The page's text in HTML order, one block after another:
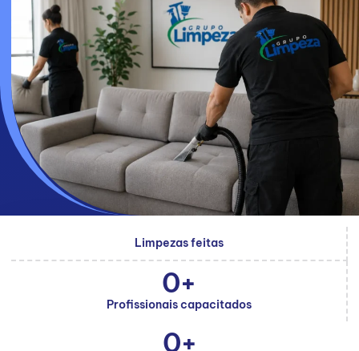
Limpezas feitas
Profissionais capacitados
0+
0+